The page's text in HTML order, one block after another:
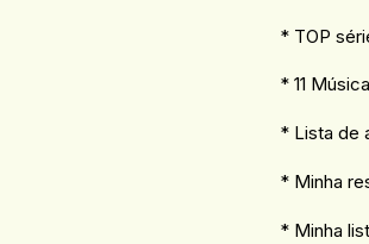
* TOP
* 11
* Lista de
* Minha
* Minha